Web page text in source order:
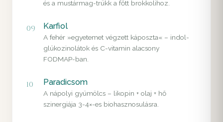
és a mustármag-trükk a főtt brokkolihoz.
09 Karfiol
A fehér »egyetemet végzett káposzta« – indol-
glükozinolátok és C-vitamin alacsony
FODMAP-ban.
10 Paradicsom
A nápolyi gyümölcs – likopin + olaj + hő
szinergiája 3-4×-es biohasznosulásra.